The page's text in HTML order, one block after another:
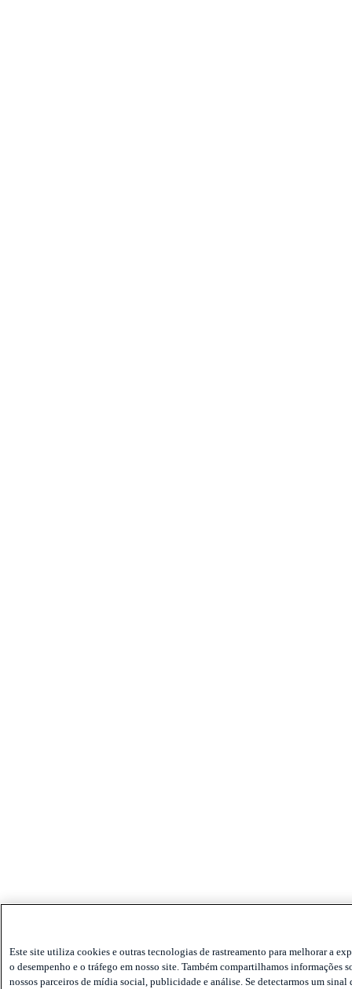
Este site utiliza cookies e outras tecnologias de rastreamento para melhorar a
o desempenho e o tráfego em nosso site. Também compartilhamos informações
nossos parceiros de mídia social, publicidade e análise. Se detectarmos um sinal